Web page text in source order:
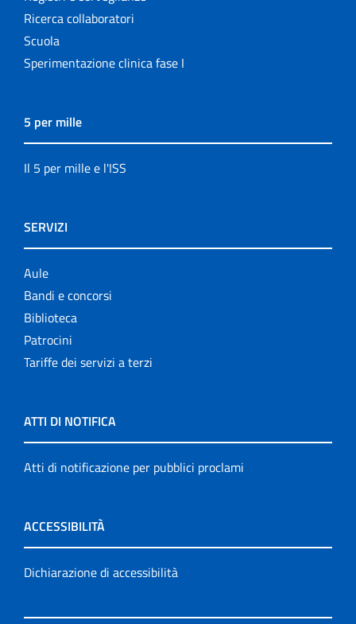
Ricerca collaboratori
Scuola
Sperimentazione clinica fase I
5 per mille
Il 5 per mille e l'ISS
SERVIZI
Aule
Bandi e concorsi
Biblioteca
Patrocini
Tariffe dei servizi a terzi
ATTI DI NOTIFICA
Atti di notificazione per pubblici proclami
ACCESSIBILITÀ
Dichiarazione di accessibilità